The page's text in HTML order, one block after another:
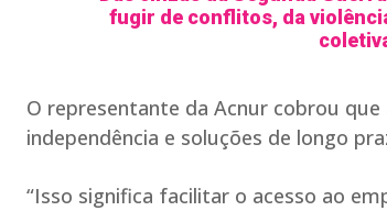
fugir de conflitos, da
O representante da Acnur cobrou
independência e soluções de longo
“Isso significa facilitar o acesso ao